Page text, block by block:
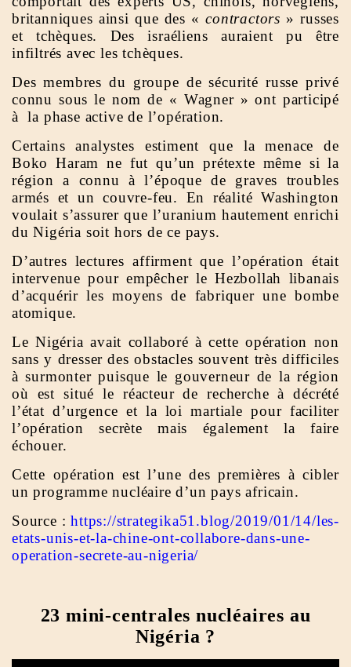
britanniques ainsi que des «contractors » russes
et tchèques. Des israéliens auraient pu être
infiltrés avec les tchèques.
Des membres du groupe de sécurité russe privé
connu sous le nom de « Wagner » ont participé
à la phase active de l’opération.
Certains analystes estiment que la menace de
Boko Haram ne fut qu’un prétexte même si la
région a connu à l’époque de graves troubles
armés et un couvre-feu. En réalité Washington
voulait s’assurer que l’uranium hautement enrichi
du Nigéria soit hors de ce pays.
D’autres lectures affirment que l’opération était
intervenue pour empêcher le Hezbollah libanais
d’acquérir les moyens de fabriquer une bombe
atomique.
Le Nigéria avait collaboré à cette opération non
sans y dresser des obstacles souvent très difficiles
à surmonter puisque le gouverneur de la région
où est situé le réacteur de recherche à décrété
l’état d’urgence et la loi martiale pour faciliter
l’opération secrète mais également la faire
échouer.
Cette opération est l’une des premières à cibler
un programme nucléaire d’un pays africain.
Source :https://strategika51.blog/2019/01/14/les-
etats-unis-et-la-chine-ont-collabore-dans-une-
operation-secrete-au-nigeria/
23 mini-centrales nucléaires au
Nigéria ?